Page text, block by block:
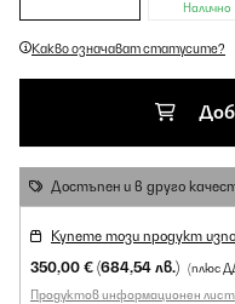
Налично
Какво означават статусите?
Достъпен и в друго
Купете този продукт
350,00 € (684,54 лв.) (плюс
Продуктов информационен лист